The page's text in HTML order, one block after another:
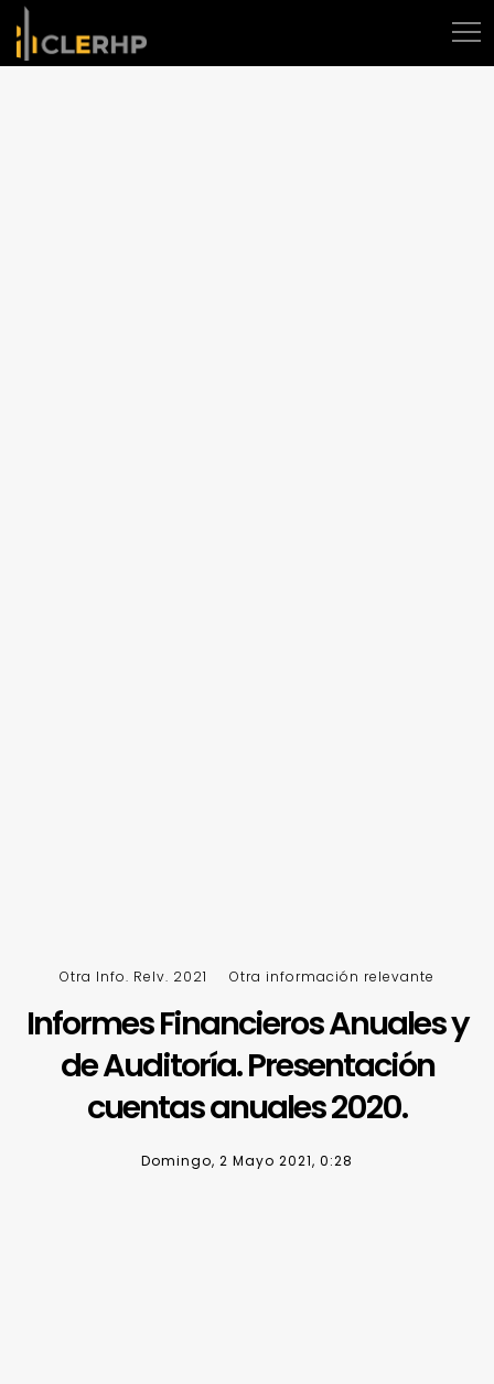
Otra Info. Relv. 2021 Otra información relevante
Informes Financieros Anuales y
de Auditoría. Presentación
cuentas anuales 2020.
Domingo, 2 Mayo 2021, 0:28